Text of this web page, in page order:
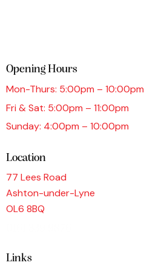
Opening Hours
Mon-Thurs: 5:00pm – 10:00pm
Fri & Sat: 5:00pm – 11:00pm
Sunday: 4:00pm – 10:00pm
Location
77 Lees Road
Ashton-under-Lyne
OL6 8BQ
Links